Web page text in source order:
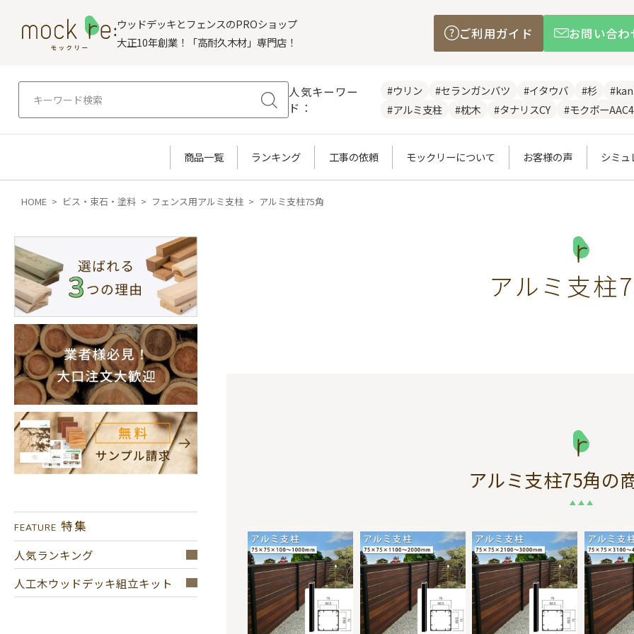
ウッドデッキとフェンスのPROショップ
大正10年創業！「高耐久木材」専門店！
ご利用ガイド お問い合わ
人気キーワー
ド：
#ウリン #セランガンバツ #イタウバ #杉
#アルミ支柱
#枕木 #タナリスCY #モクボー
商品一覧 ランキング 工事の依頼 モックリーについて お客様の声 シミュ
HOME ビス・束石・塗料 フェンス用アルミ支柱 アルミ支柱75角
FEATURE 特集
人気ランキング
人工木ウッドデッキ組立キット
アルミ支柱
アルミ支柱75角の